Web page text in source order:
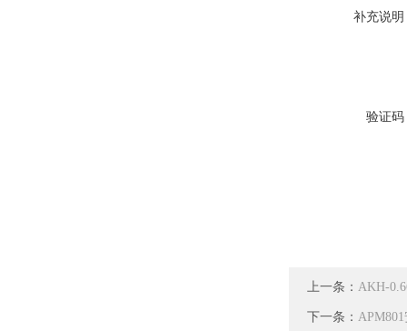
补充说明
验证码
上一条： AKH-
下一条：